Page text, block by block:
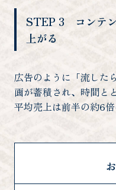
STEP 3 コンテ
上がる
広告のように「流した
画が蓄積され、時間と
平均売上は前半の約6